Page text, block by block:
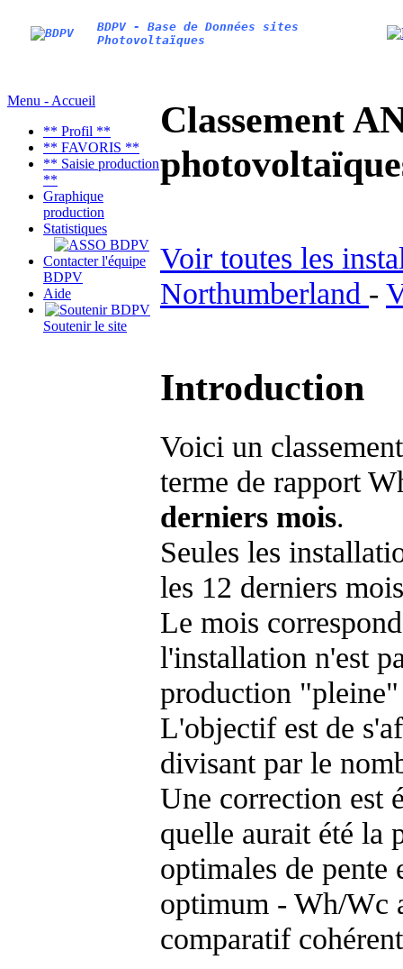
BDPV - Base de Données sites
Photovoltaïques
Menu - Accueil
** Profil **
** FAVORIS **
** Saisie production
**
Graphique
production
Statistiques
Contacter l'équipe
BDPV
Aide
Soutenir le site
Classement
Voir toutes les
Northumberland -
Introduction
Voici un
terme de rapport
derniers mois.
Seules les
les 12 derniers
Le mois
l'installation n'est
production "pleine"
L'objectif est de
divisant par le
Une correction est
quelle aurait été la
optimales de
optimum - Wh/Wc
comparatif